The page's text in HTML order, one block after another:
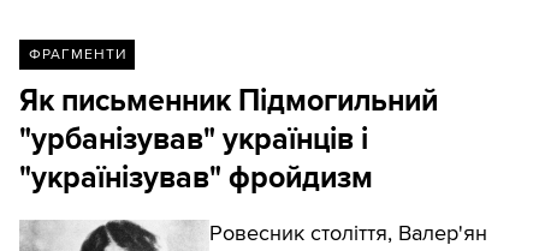
ФРАГМЕНТИ
Як письменник Підмогильний
"урбанізував" українців і
"українізував" фройдизм
Ровесник століття, Валер'ян